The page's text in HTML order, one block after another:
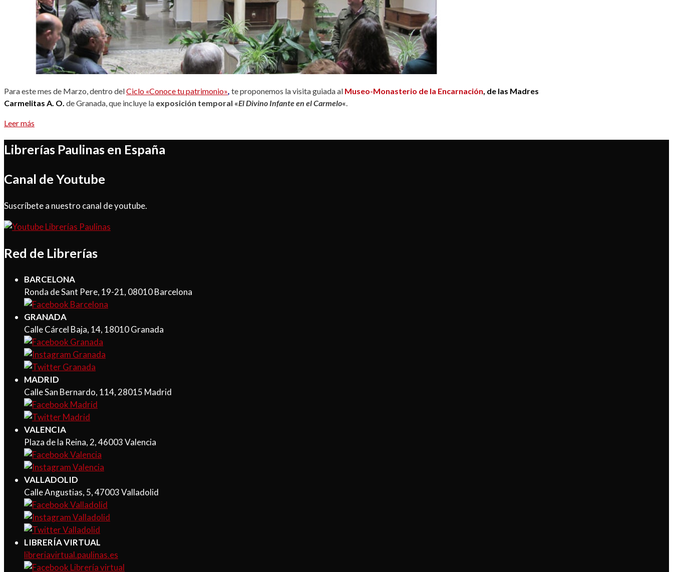
Para este mes de Marzo, dentro delCiclo «Conoce tu patrimonio», te proponemos la visita guiada al Museo-Monasterio de la Encarnación, de las Madres
Carmelitas A. O. de Granada, que incluye la exposición temporal «El Divino Infante en el Carmelo«.
Leer más
Librerías Paulinas en España
Canal de Youtube
Suscríbete a nuestro canal de youtube.
Red de Librerías
BARCELONA
Ronda de Sant Pere, 19-21, 08010 Barcelona
GRANADA
Calle Cárcel Baja, 14, 18010 Granada
MADRID
Calle San Bernardo, 114, 28015 Madrid
VALENCIA
Plaza de la Reina, 2, 46003 Valencia
VALLADOLID
Calle Angustias, 5, 47003 Valladolid
LIBRERÍA VIRTUAL
libreriavirtual.paulinas.es